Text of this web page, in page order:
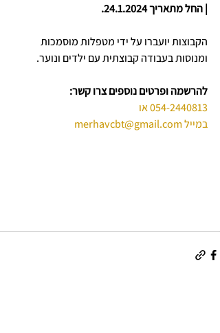
| החל מתאריך 24.1.2024.
הקבוצות יועברו על ידי מטפלות מוסמכות
ומנוסות בעבודה קבוצתית עם ילדים ונוער.
להרשמה ופרטים נוספים צרו קשר:
054-2440813 או
במייל merhavcbt@gmail.com